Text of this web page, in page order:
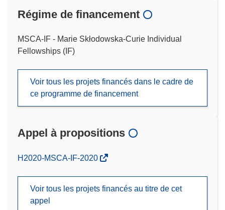
Régime de financement
MSCA-IF - Marie Skłodowska-Curie Individual
Fellowships (IF)
Voir tous les projets financés dans le cadre de
ce programme de financement
Appel à propositions
(s’ouvre
nouvelle
fenêtre)
H2020-MSCA-IF-2020
Voir tous les projets financés au titre de cet
appel